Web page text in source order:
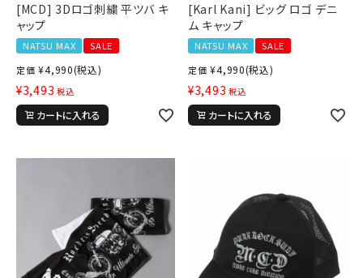
[MCD] 3Dロゴ刺繍 平ツバ キ
ャップ
NATSU MAX
SALE
定価 ¥4,990(税込)
¥3,493 税込
カートに入れる
[Karl Kani] ビッグ ロゴ デニ
ム キャップ
NATSU MAX
SALE
定価 ¥4,990(税込)
¥3,493 税込
カートに入れる